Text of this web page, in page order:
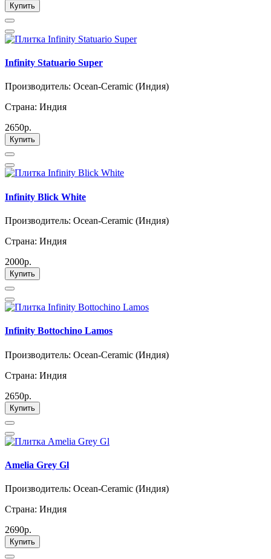
Купить
Infinity Statuario Super
Производитель: Ocean-Ceramic (Индия)
Страна: Индия
2650р.
Купить
Infinity Blick White
Производитель: Ocean-Ceramic (Индия)
Страна: Индия
2000р.
Купить
Infinity Bottochino Lamos
Производитель: Ocean-Ceramic (Индия)
Страна: Индия
2650р.
Купить
Amelia Grey Gl
Производитель: Ocean-Ceramic (Индия)
Страна: Индия
2690р.
Купить